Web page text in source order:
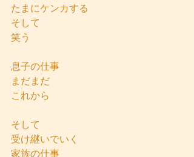
たまにケンカする
そして
笑う
息子の仕事
まだまだ
これから
そして
受け継いでいく
家族の仕事